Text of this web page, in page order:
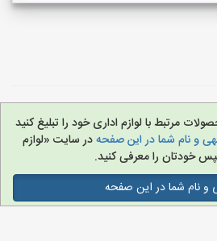
مرتبط با لوازم اداری خود را تبلیغ کنید
و نام شما در این صفحهدر سایت «لوازم
خودتان را معرفی کنید.
و نام شما در این صفحه